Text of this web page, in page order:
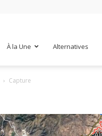
À la Une Alternatives
Capture